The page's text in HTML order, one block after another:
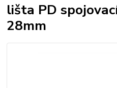
lišta PD
28mm